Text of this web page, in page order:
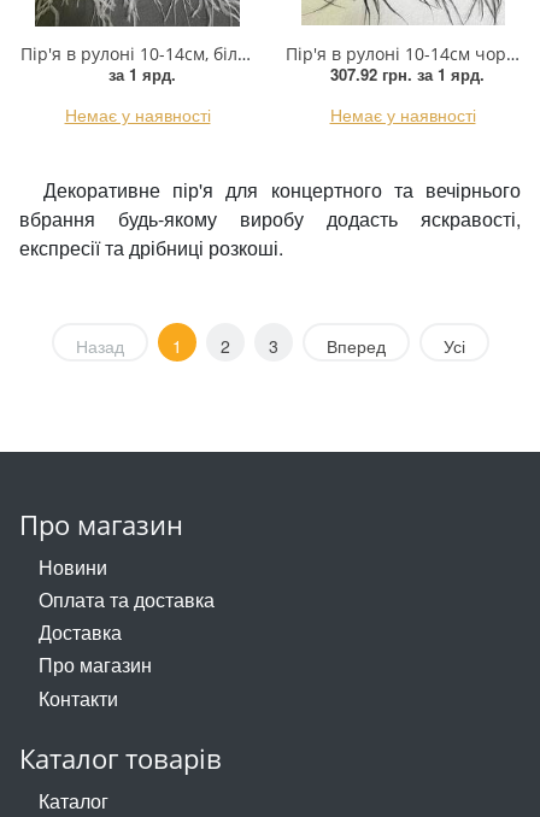
Пір'я в рулоні 10-14см, білий, ярд
за 1 ярд.
Немає у наявності
Пір'я в рулоні 10-14см чорний, ярд
307.92 грн. за 1 ярд.
Немає у наявності
Декоративне пір'я для концертного та вечірнього
вбрання будь-якому виробу додасть яскравості,
експресії та дрібниці розкоші.
Назад 1 2 3 Вперед Усі
Про магазин
Новини
Оплата та доставка
Доставка
Про магазин
Контакти
Каталог товарів
Каталог